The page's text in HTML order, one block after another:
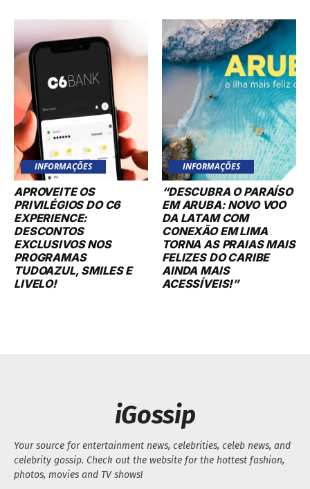
INFORMAÇÕES
APROVEITE OS
PRIVILÉGIOS DO C6
EXPERIENCE:
DESCONTOS
EXCLUSIVOS NOS
PROGRAMAS
TUDOAZUL, SMILES E
LIVELO!
INFORMAÇÕES
“DESCUBRA O PARAÍSO
EM ARUBA: NOVO VOO
DA LATAM COM
CONEXÃO EM LIMA
TORNA AS PRAIAS MAIS
FELIZES DO CARIBE
AINDA MAIS
ACESSÍVEIS!”
iGossip
Your source for entertainment news, celebrities, celeb news, and
celebrity gossip. Check out the website for the hottest fashion,
photos, movies and TV shows!